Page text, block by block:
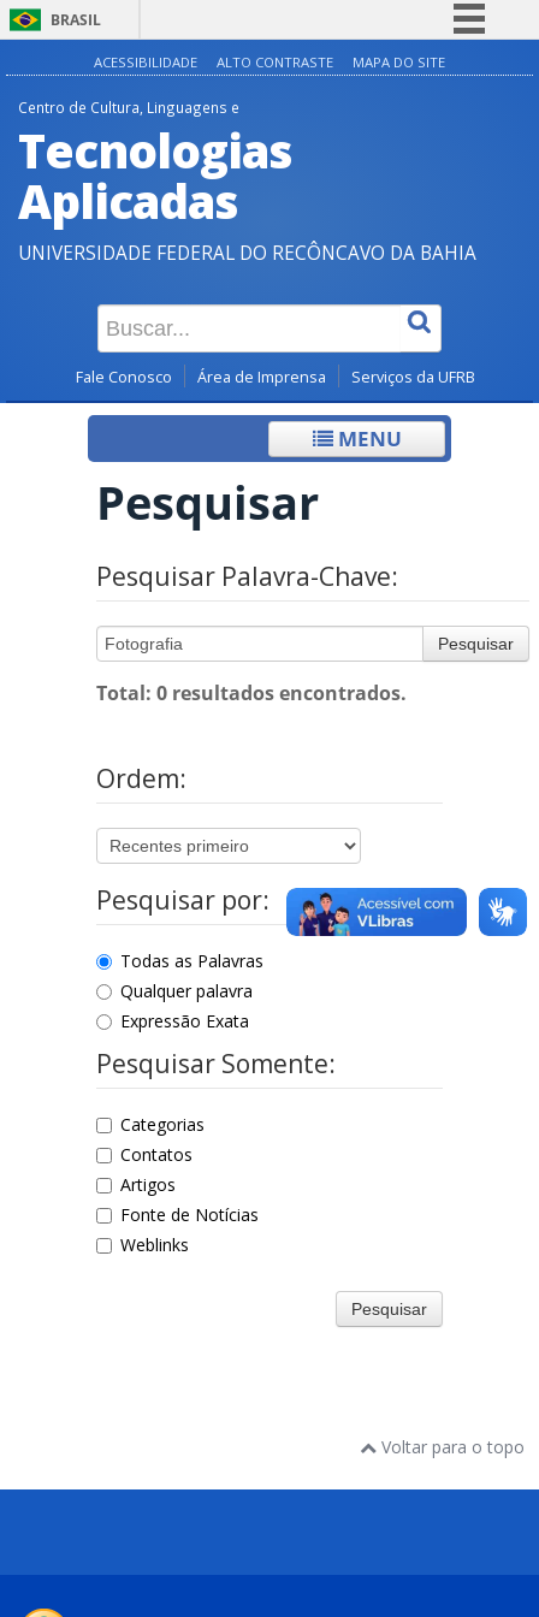
BRASIL
Simplifique!
Canais
ACESSIBILIDADE ALTO CONTRASTE MAPA DO SITE
Centro de Cultura, Linguagens e
Tecnologias
Aplicadas
UNIVERSIDADE FEDERAL DO RECÔNCAVO DA BAHIA
Fale Conosco Área de Imprensa Serviços da UFRB
MENU
Pesquisar
Pesquisar Palavra-Chave:
Pesquisar
Total: 0 resultados encontrados.
Ordem:
Pesquisar por:
Todas as Palavras
Qualquer palavra
Expressão Exata
Pesquisar Somente:
Categorias
Contatos
Artigos
Fonte de Notícias
Weblinks
Pesquisar
Voltar para o topo